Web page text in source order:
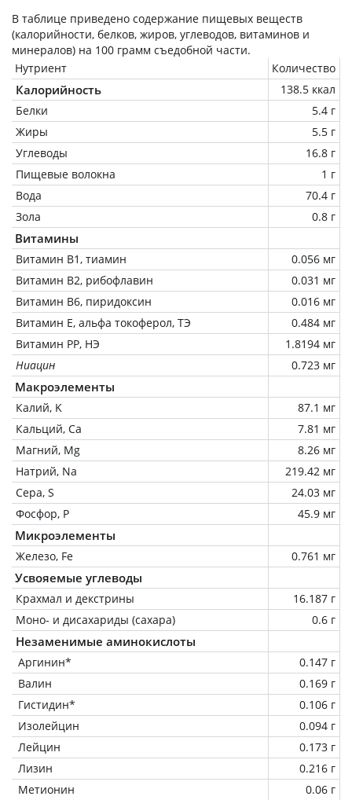
В таблице приведено содержание пищевых веществ
(калорийности, белков, жиров, углеводов, витаминов и
минералов) на 100 грамм съедобной части.
Нутриент
Количество
Калорийность
138.5 ккал
Белки
5.4 г
Жиры
5.5 г
Углеводы
16.8 г
Пищевые волокна
1 г
Вода
70.4 г
Зола
0.8 г
Витамины
Витамин В1, тиамин
0.056 мг
Витамин В2, рибофлавин
0.031 мг
Витамин В6, пиридоксин
0.016 мг
Витамин Е, альфа токоферол, ТЭ
0.484 мг
Витамин РР, НЭ
1.8194 мг
Ниацин
0.723 мг
Макроэлементы
Калий, K
87.1 мг
Кальций, Ca
7.81 мг
Магний, Mg
8.26 мг
Натрий, Na
219.42 мг
Сера, S
24.03 мг
Фосфор, P
45.9 мг
Микроэлементы
Железо, Fe 0.761 мг
Усвояемые углеводы
Крахмал и декстрины
16.187 г
Моно- и дисахариды (сахара)
0.6 г
Незаменимые аминокислоты
Аргинин*
0.147 г
Валин
0.169 г
Гистидин*
0.106 г
Изолейцин
0.094 г
Лейцин
0.173 г
Лизин
0.216 г
Метионин
0.06 г